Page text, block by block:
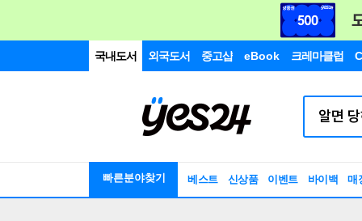
국내도서 외국도서 중고샵 eBook 크레마클럽
빠른분야찾기 베스트 신상품 이벤트 바이백 매